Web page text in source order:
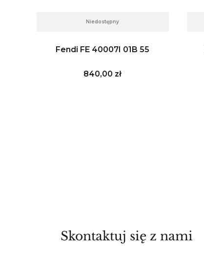
Niedostępny
Fendi FE 40007I 01B 55
Cena
840,00 zł
Skontaktuj się z nami